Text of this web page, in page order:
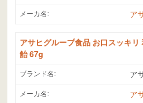
メーカ名: ア
アサヒグループ食品 お口スッキリ
飴 67g
ブランド名: ア
メーカ名: ア